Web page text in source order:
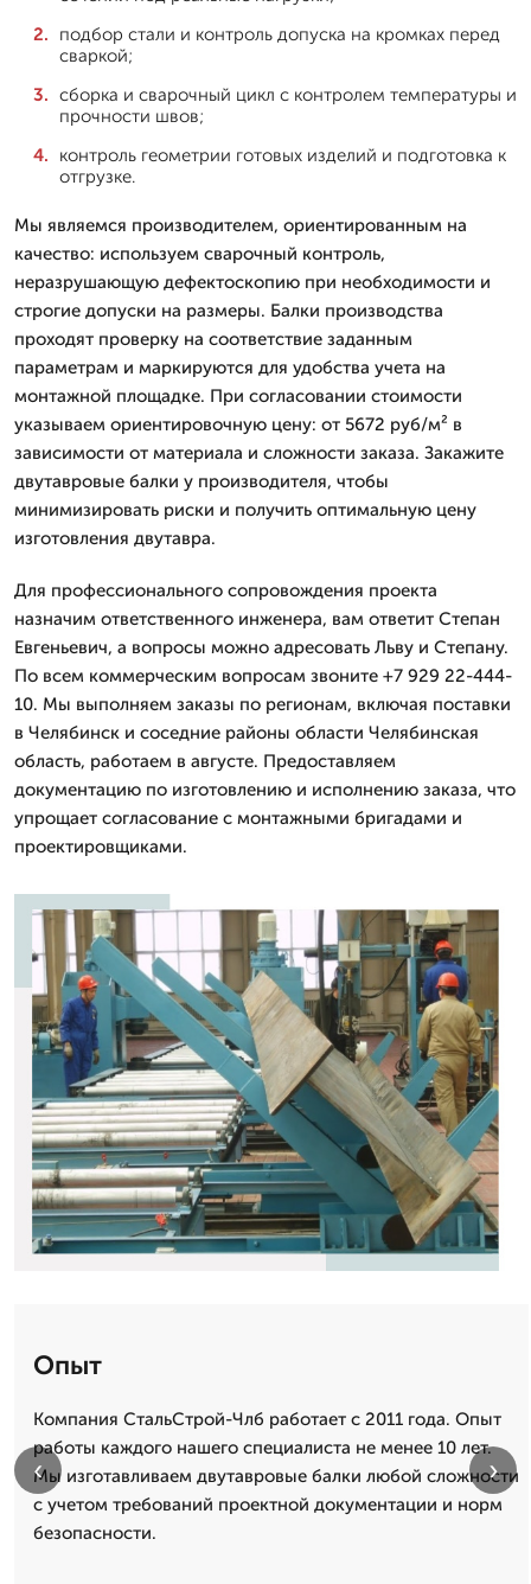
подбор стали и контроль допуска на кромках перед
сваркой;
сборка и сварочный цикл с контролем температуры и
прочности швов;
контроль геометрии готовых изделий и подготовка к
отгрузке.
Мы являемся производителем, ориентированным на
качество: используем сварочный контроль,
неразрушающую дефектоскопию при необходимости и
строгие допуски на размеры. Балки производства
проходят проверку на соответствие заданным
параметрам и маркируются для удобства учета на
монтажной площадке. При согласовании стоимости
указываем ориентировочную цену: от 5672 руб/м² в
зависимости от материала и сложности заказа. Закажите
двутавровые балки у производителя, чтобы
минимизировать риски и получить оптимальную цену
изготовления двутавра.
Для профессионального сопровождения проекта
назначим ответственного инженера, вам ответит Степан
Евгеньевич, а вопросы можно адресовать Льву и Степану.
По всем коммерческим вопросам звоните +7 929 22-444-
10. Мы выполняем заказы по регионам, включая поставки
в Челябинск и соседние районы области Челябинская
область, работаем в августе. Предоставляем
документацию по изготовлению и исполнению заказа, что
упрощает согласование с монтажными бригадами и
проектировщиками.
Опыт
Компания СтальСтрой-Члб работает с 2011 года. Опыт
работы каждого нашего специалиста не менее 10 лет.
Мы изготавливаем двутавровые балки любой сложности
с учетом требований проектной документации и норм
безопасности.
‹ ›